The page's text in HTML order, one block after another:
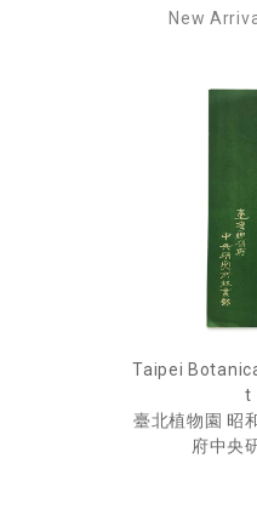
New
Taipei
t
臺北植物園 昭
府中央